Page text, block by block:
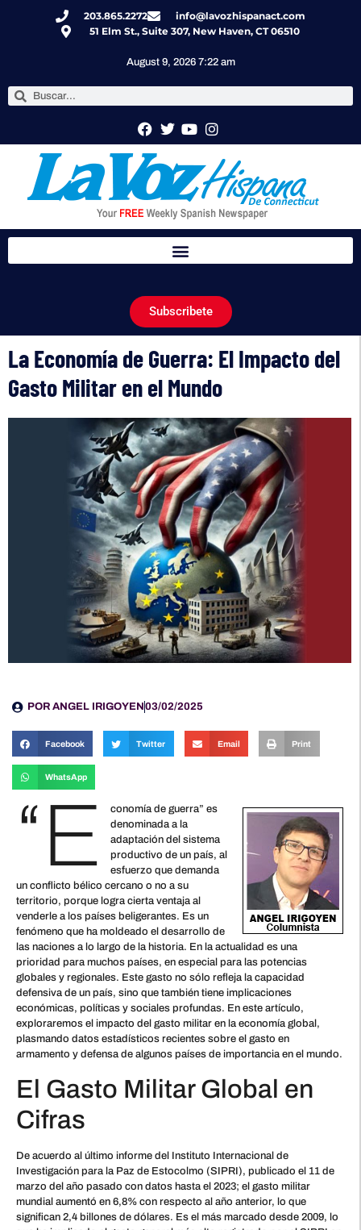
203.865.2272
info@lavozhispanact.com
51 Elm St., Suite 307, New Haven, CT 06510
August 9, 2026 7:22 am
Subscribete
La Economía de Guerra: El Impacto del
Gasto Militar en el Mundo
POR ANGEL IRIGOYEN 03/02/2025
Facebook Twitter Email Print
WhatsApp
“E
conomía de guerra” es
denominada a la
adaptación del sistema
productivo de un país, al
esfuerzo que demanda
un conflicto bélico cercano o no a su
territorio, porque logra cierta ventaja al
venderle a los países beligerantes. Es un
fenómeno que ha moldeado el desarrollo de
las naciones a lo largo de la historia. En la actualidad es una
prioridad para muchos países, en especial para las potencias
globales y regionales. Este gasto no sólo refleja la capacidad
defensiva de un país, sino que también tiene implicaciones
económicas, políticas y sociales profundas. En este artículo,
exploraremos el impacto del gasto militar en la economía global,
plasmando datos estadísticos recientes sobre el gasto en
armamento y defensa de algunos países de importancia en el mundo.
El Gasto Militar Global en
Cifras
De acuerdo al último informe del Instituto Internacional de
Investigación para la Paz de Estocolmo (SIPRI), publicado el 11 de
marzo del año pasado con datos hasta el 2023; el gasto militar
mundial aumentó en 6,8% con respecto al año anterior, lo que
significan 2,4 billones de dólares. Es el más marcado desde 2009, lo